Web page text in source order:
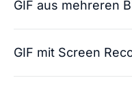
GIF aus mehreren
GIF mit Screen